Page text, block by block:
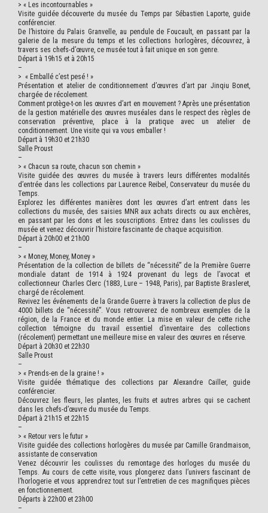
> « Les incontournables »
Visite guidée découverte du musée du Temps par Sébastien Laporte, guide
conférencier.
De l’histoire du Palais Granvelle, au pendule de Foucault, en passant par la
galerie de la mesure du temps et les collections horlogères, découvrez, à
travers ses chefs-d’œuvre, ce musée tout à fait unique en son genre.
Départ à 19h15 et à 20h15
–
> « Emballé c’est pesé ! »
Présentation et atelier de conditionnement d’œuvres d’art par Jinqiu Bonet,
chargée de récolement.
Comment protège-t-on les œuvres d’art en mouvement ? Après une présentation
de la gestion matérielle des œuvres muséales dans le respect des règles de
conservation préventive, place à la pratique avec un atelier de
conditionnement. Une visite qui va vous emballer !
Départ à 19h30 et 21h30
Salle Proust
–
> « Chacun sa route, chacun son chemin »
Visite guidée des œuvres du musée à travers leurs différentes modalités
d’entrée dans les collections par Laurence Reibel, Conservateur du musée du
Temps.
Explorez les différentes manières dont les œuvres d’art entrent dans les
collections du musée, des saisies MNR aux achats directs ou aux enchères,
en passant par les dons et les souscriptions. Entrez dans les coulisses du
musée et venez découvrir l’histoire fascinante de chaque acquisition.
Départ à 20h00 et 21h00
–
> « Money, Money, Money »
Présentation de la collection de billets de “nécessité” de la Première Guerre
mondiale datant de 1914 à 1924 provenant du legs de l’avocat et
collectionneur Charles Clerc (1883, Lure – 1948, Paris), par Baptiste Brasleret,
chargé de récolement.
Revivez les événements de la Grande Guerre à travers la collection de plus de
4000 billets de “nécessité”. Vous retrouverez de nombreux exemples de la
région, de la France et du monde entier. La mise en valeur de cette riche
collection témoigne du travail essentiel d’inventaire des collections
(récolement) permettant une meilleure mise en valeur des œuvres en réserve.
Départ à 20h30 et 22h30
Salle Proust
–
> « Prends-en de la graine ! »
Visite guidée thématique des collections par Alexandre Cailler, guide
conférencier.
Découvrez les fleurs, les plantes, les fruits et autres arbres qui se cachent
dans les chefs-d’œuvre du musée du Temps.
Départ à 21h15 et 22h15
–
> « Retour vers le futur »
Visite guidée des collections horlogères du musée par Camille Grandmaison,
assistante de conservation
Venez découvrir les coulisses du remontage des horloges du musée du
Temps. Au cours de cette visite, vous plongerez dans l’univers fascinant de
l’horlogerie et vous apprendrez tout sur l’entretien de ces magnifiques pièces
en fonctionnement.
Départs à 22h00 et 23h00
–